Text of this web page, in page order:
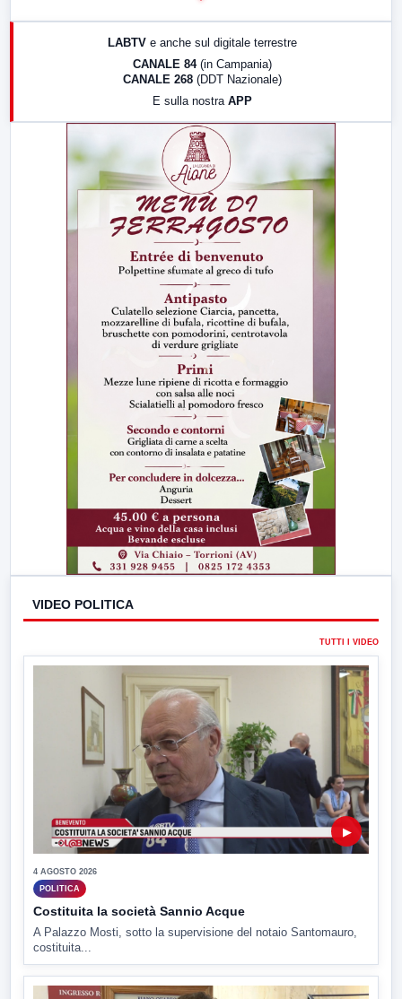
LABTV e anche sul digitale terrestre
CANALE 84 (in Campania)
CANALE 268 (DDT Nazionale)
E sulla nostra APP
VIDEO POLITICA
TUTTI I VIDEO
▶
4 AGOSTO 2026
POLITICA
Costituita la società Sannio Acque
A Palazzo Mosti, sotto la supervisione del notaio Santomauro,
costituita...